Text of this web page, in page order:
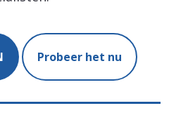
Probeer het nu